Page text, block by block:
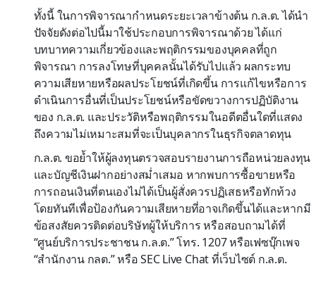
ทั้งนี้ ในการพิจารณากำหนดระยะเวลาข้างต้น ก.ล.ต. ได้นำ
ปัจจัยดังต่อไปนี้มาใช้ประกอบการพิจารณาด้วย ได้แก่
บทบาทความเกี่ยวข้องและพฤติกรรมของบุคคลที่ถูก
พิจารณา การลงโทษที่บุคคลนั้นได้รับไปแล้ว ผลกระทบ
ความเสียหายหรือผลประโยชน์ที่เกิดขึ้น การแก้ไขหรือการ
ดำเนินการอื่นที่เป็นประโยชน์หรือขัดขวางการปฏิบัติงาน
ของ ก.ล.ต. และประวัติหรือพฤติกรรมในอดีตอื่นใดที่แสดง
ถึงความไม่เหมาะสมที่จะเป็นบุคลากรในธุรกิจตลาดทุน
ก.ล.ต. ขอย้ำให้ผู้ลงทุนตรวจสอบรายงานการถือหน่วยลงทุน
และบัญชีเงินฝากอย่างสม่ำเสมอ หากพบการซื้อขายหรือ
การถอนเงินที่ตนเองไม่ได้เป็นผู้สั่งควรปฏิเสธหรือทักท้วง
โดยทันทีเพื่อป้องกันความเสียหายที่อาจเกิดขึ้นได้และหากมี
ข้อสงสัยควรติดต่อบริษัทผู้ให้บริการ หรือสอบถามได้ที่
“ศูนย์บริการประชาชน ก.ล.ต.” โทร. 1207 หรือเฟซบุ๊กเพจ
“สำนักงาน กลต.” หรือ SEC Live Chat ที่เว็บไซต์ ก.ล.ต.